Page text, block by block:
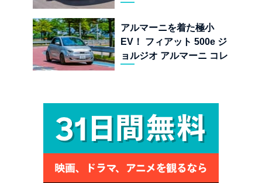
ーの至福
アルマーニを着た極小
EV！ フィアット 500e ジ
ョルジオ アルマーニ コレ